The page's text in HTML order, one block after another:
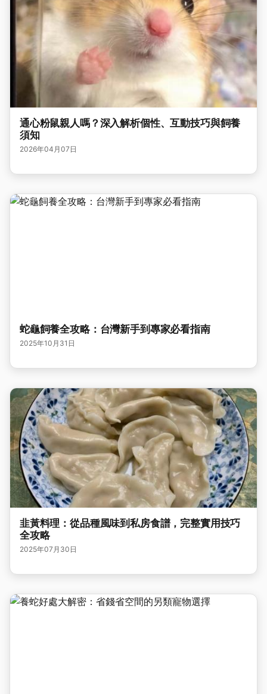
通心粉鼠親人嗎？深入解析個性、互動技巧與飼養
須知
2026年04月07日
蛇龜飼養全攻略：台灣新手到專家必看指南
2025年10月31日
韭黃料理：從品種風味到私房食譜，完整實用技巧
全攻略
2025年07月30日